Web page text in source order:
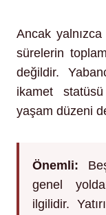
Ancak yalnızca
sürelerin
değildir.
ikamet
yaşam düzeni
Önemli:
genel
ilgilidir.